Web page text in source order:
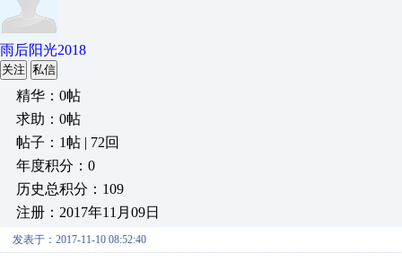
雨后阳光2018
关注 私信
精华：0帖
求助：0帖
帖子：1帖 | 72回
年度积分：0
历史总积分：109
注册：2017年11月09日
发表于：2017-11-10 08:52:40